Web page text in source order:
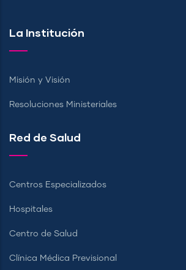
La Institución
Misión y Visión
Resoluciones Ministeriales
Red de Salud
Centros Especializados
Hospitales
Centro de Salud
Clínica Médica Previsional